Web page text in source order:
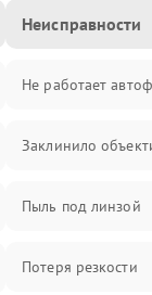
Неисправности
Не работает
Заклинило
Пыль под линзой
Потеря резкости